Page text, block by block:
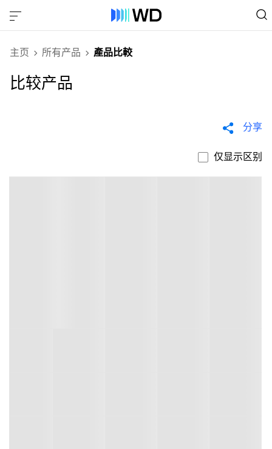
主页 所有产品 產品比較
比较产品
分享
仅显示区别